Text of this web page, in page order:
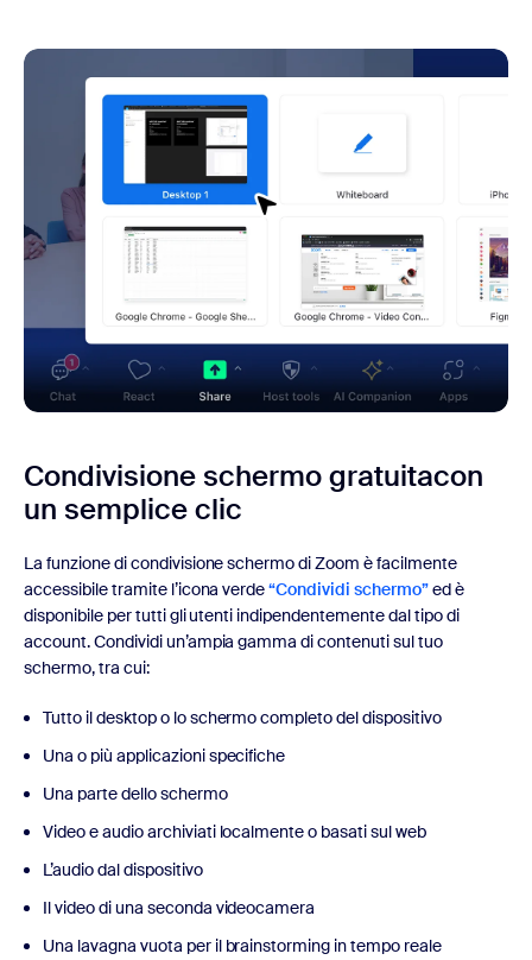
Condivisione schermo gratuitacon
un semplice clic
La funzione di condivisione schermo di Zoom è facilmente
accessibile tramite l’icona verde“Condividi schermo”ed è
disponibile per tutti gli utenti indipendentemente dal tipo di
account. Condividi un’ampia gamma di contenuti sul tuo
schermo, tra cui:
Tutto il desktop o lo schermo completo del dispositivo
Una o più applicazioni specifiche
Una parte dello schermo
Video e audio archiviati localmente o basati sul web
L’audio dal dispositivo
Il video di una seconda videocamera
Una lavagna vuota per il brainstorming in tempo reale